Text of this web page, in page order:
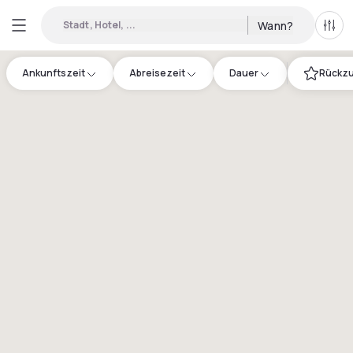
Stadt, Hotel, ... Wann? Alle
Ankunftszeit Abreisezeit Dauer